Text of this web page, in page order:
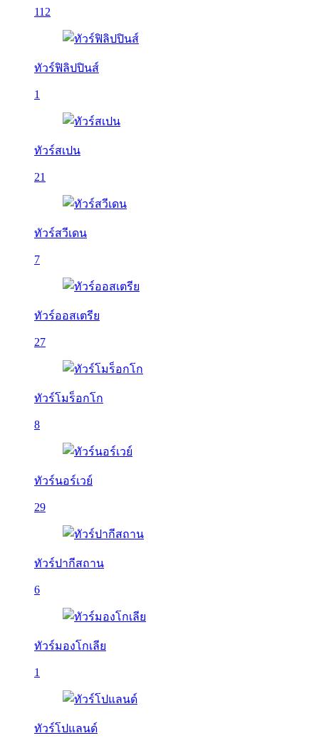
112
ทัวร์ฟิลิปปินส์
1
ทัวร์สเปน
21
ทัวร์สวีเดน
7
ทัวร์ออสเตรีย
27
ทัวร์โมร็อกโก
8
ทัวร์นอร์เวย์
29
ทัวร์ปากีสถาน
6
ทัวร์มองโกเลีย
1
ทัวร์โปแลนด์